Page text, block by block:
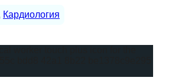
Кардиология